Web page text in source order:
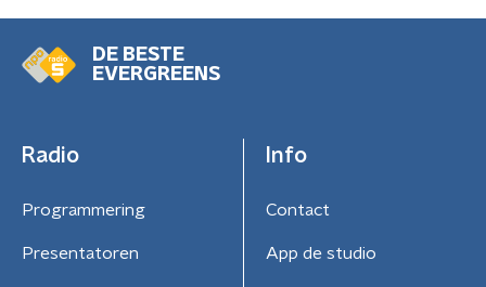
DE BESTE
EVERGREENS
Radio
Programmering
Presentatoren
Info
Contact
App de studio